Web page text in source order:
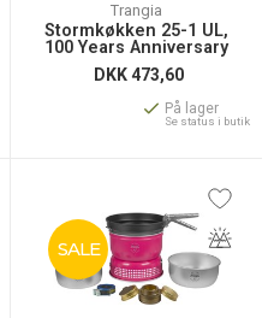
Trangia
Stormkøkken 25-1 UL,
100 Years Anniversary
DKK473,60
På lager
Se status i butik
SALE